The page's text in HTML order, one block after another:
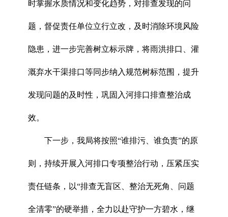
时掌握水质情况和变化趋势，对排查发现的问
题，督促责任单位立行立改，及时消除环境风险
隐患，进一步完善树立标示牌，将雨洪排口、灌
溉弃水干渠排口等同步纳入规范树标范围，提升
发现问题的及时性，巩固入河排口排查整治成
效。
下一步，我局将按照“谁排污、谁负责”的原
则，持续开展入河排口专项整治行动，压紧压实
责任链条，以“排查无盲区、整治无死角、问题
全清零”的硬举措，全力以赴守护一方碧水，继